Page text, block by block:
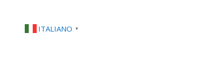
ITALIANO ▼